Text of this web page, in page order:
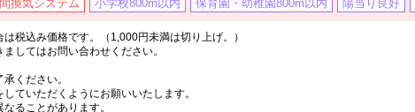
換気システム 小学校800m以内 保育園・幼稚園800m以内 陽当り良好
税込み価格です。（1,000円未満は切り上げ。）
してはお問い合わせください。
ください。
ていただくようにお願いいたします。
ることがあります。